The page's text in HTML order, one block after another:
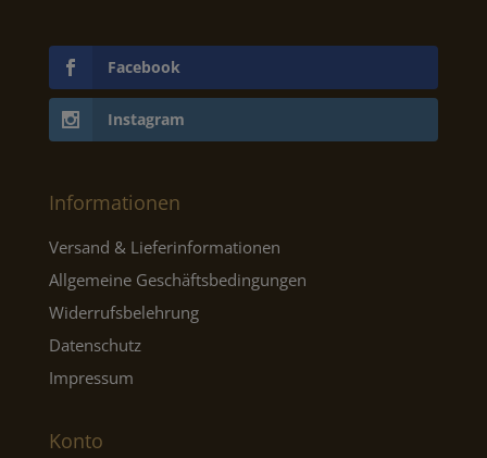
Facebook
Instagram
Informationen
Versand & Lieferinformationen
Allgemeine Geschäftsbedingungen
Widerrufsbelehrung
Datenschutz
Impressum
Konto